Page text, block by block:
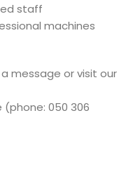
staff
machines
message or visit our
(phone: 050 306